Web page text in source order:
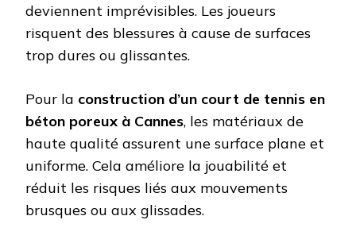
deviennent imprévisibles. Les joueurs
risquent des blessures à cause de surfaces
trop dures ou glissantes.
Pour la construction d’un court de tennis en
béton poreux à Cannes, les matériaux de
haute qualité assurent une surface plane et
uniforme. Cela améliore la jouabilité et
réduit les risques liés aux mouvements
brusques ou aux glissades.